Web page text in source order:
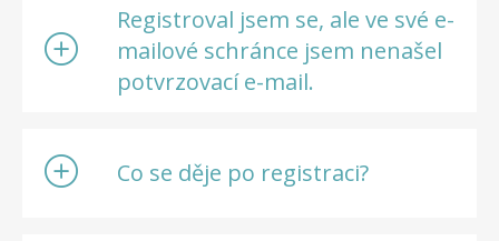
Registroval jsem se, ale ve své e-
mailové schránce jsem nenašel
potvrzovací e-mail.
Co se děje po registraci?